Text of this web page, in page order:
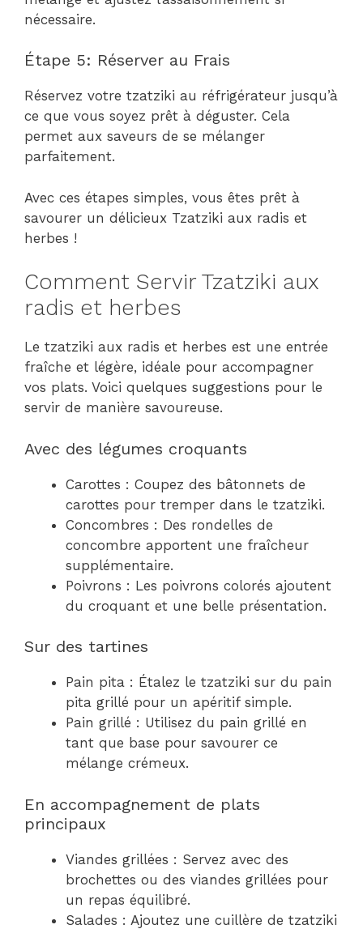
nécessaire.
Étape 5: Réserver au Frais
Réservez votre tzatziki au réfrigérateur jusqu’à
ce que vous soyez prêt à déguster. Cela
permet aux saveurs de se mélanger
parfaitement.
Avec ces étapes simples, vous êtes prêt à
savourer un délicieux Tzatziki aux radis et
herbes !
Comment Servir Tzatziki aux
radis et herbes
Le tzatziki aux radis et herbes est une entrée
fraîche et légère, idéale pour accompagner
vos plats. Voici quelques suggestions pour le
servir de manière savoureuse.
Avec des légumes croquants
Carottes : Coupez des bâtonnets de
carottes pour tremper dans le tzatziki.
Concombres : Des rondelles de
concombre apportent une fraîcheur
supplémentaire.
Poivrons : Les poivrons colorés ajoutent
du croquant et une belle présentation.
Sur des tartines
Pain pita : Étalez le tzatziki sur du pain
pita grillé pour un apéritif simple.
Pain grillé : Utilisez du pain grillé en
tant que base pour savourer ce
mélange crémeux.
En accompagnement de plats
principaux
Viandes grillées : Servez avec des
brochettes ou des viandes grillées pour
un repas équilibré.
Salades : Ajoutez une cuillère de tzatziki